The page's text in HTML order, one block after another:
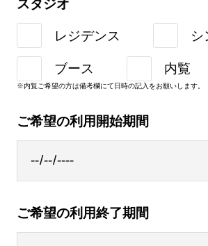
スタジオ
レジデンス シ
ブース 内覧
※内覧ご希望の方は備考欄にて日時の記入をお願いします。
ご希望の利用開始期間
ご希望の利用終了期間